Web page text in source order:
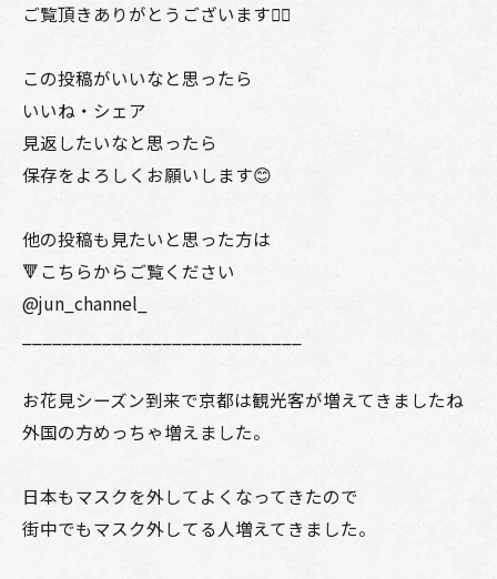
ご覧頂きありがとうございます🙇‍♂️
この投稿がいいなと思ったら
いいね・シェア
見返したいなと思ったら
保存をよろしくお願いします😊
他の投稿も見たいと思った方は
🔻こちらからご覧ください
@jun_channel_
お花見シーズン到来で京都は観光客が増えてきましたね
外国の方めっちゃ増えました。
日本もマスクを外してよくなってきたので
街中でもマスク外してる人増えてきました。